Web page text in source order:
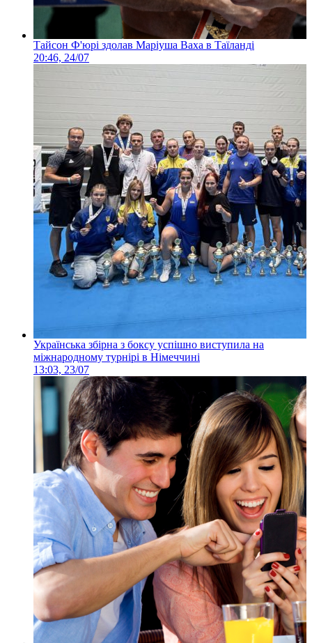
Тайсон Ф'юрі здолав Маріуша Ваха в Таїланді
20:46, 24/07
Українська збірна з боксу успішно виступила на
міжнародному турнірі в Німеччині
13:03, 23/07